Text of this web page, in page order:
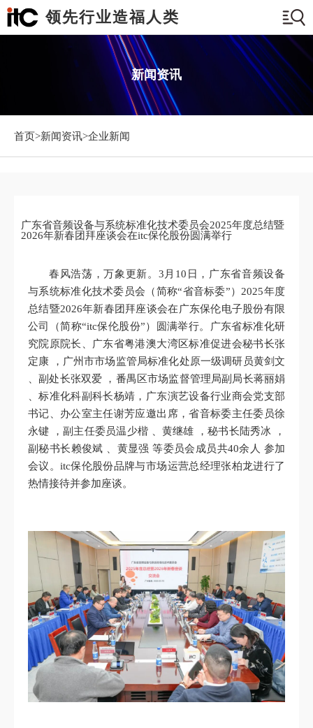
领先行业造福人类
新闻资讯
首页>新闻资讯>企业新闻
广东省音频设备与系统标准化技术委员会2025年度总结暨
2026年新春团拜座谈会在itc保伦股份圆满举行
春风浩荡，万象更新。3月10日，广东省音频设备
与系统标准化技术委员会（简称“省音标委”）2025年度
总结暨2026年新春团拜座谈会在广东保伦电子股份有限
公司（简称“itc保伦股份”）圆满举行。广东省标准化研
究院原院长、广东省粤港澳大湾区标准促进会秘书长张
定康 ，广州市市场监管局标准化处原一级调研员黄剑文
、副处长张双爱 ，番禺区市场监督管理局副局长蒋丽娟
、标准化科副科长杨靖，广东演艺设备行业商会党支部
书记、办公室主任谢芳应邀出席，省音标委主任委员徐
永键 ，副主任委员温少楷 、黄继雄 ，秘书长陆秀冰 ，
副秘书长赖俊斌 、黄显强 等委员会成员共40余人 参加
会议。itc保伦股份品牌与市场运营总经理张柏龙进行了
热情接待并参加座谈。